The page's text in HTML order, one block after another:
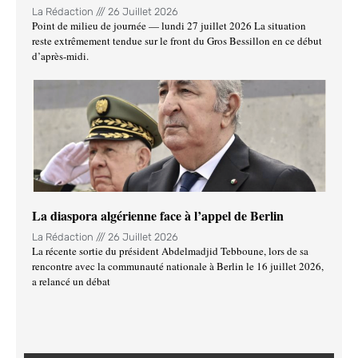
La Rédaction 26 Juillet 2026
Point de milieu de journée — lundi 27 juillet 2026 La situation
reste extrêmement tendue sur le front du Gros Bessillon en ce début
d’après-midi.
La diaspora algérienne face à l’appel de Berlin
La Rédaction 26 Juillet 2026
La récente sortie du président Abdelmadjid Tebboune, lors de sa
rencontre avec la communauté nationale à Berlin le 16 juillet 2026,
a relancé un débat